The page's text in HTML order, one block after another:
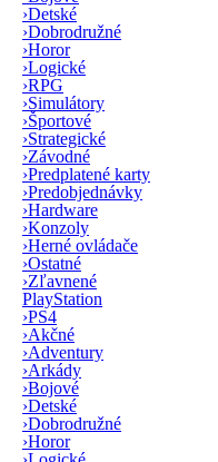
›Detské
›Dobrodružné
›Horor
›Logické
›RPG
›Simulátory
›Športové
›Strategické
›Závodné
›Predplatené karty
›Predobjednávky
›Hardware
›Konzoly
›Herné ovládače
›Ostatné
›Zľavnené
PlayStation
›PS4
›Akčné
›Adventury
›Arkády
›Bojové
›Detské
›Dobrodružné
›Horor